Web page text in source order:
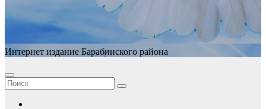
Интернет издание Барабинского района